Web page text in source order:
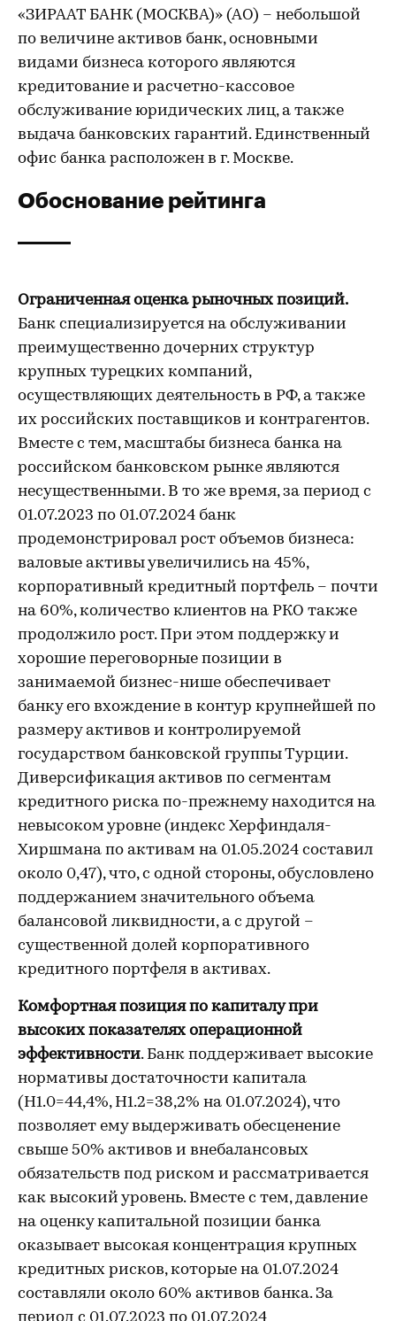
«ЗИРААТ БАНК (МОСКВА)» (АО) – небольшой
по величине активов банк, основными
видами бизнеса которого являются
кредитование и расчетно-кассовое
обслуживание юридических лиц, а также
выдача банковских гарантий. Единственный
офис банка расположен в г. Москве.
Обоснование рейтинга
Ограниченная оценка рыночных позиций.
Банк специализируется на обслуживании
преимущественно дочерних структур
крупных турецких компаний,
осуществляющих деятельность в РФ, а также
их российских поставщиков и контрагентов.
Вместе с тем, масштабы бизнеса банка на
российском банковском рынке являются
несущественными. В то же время, за период с
01.07.2023 по 01.07.2024 банк
продемонстрировал рост объемов бизнеса:
валовые активы увеличились на 45%,
корпоративный кредитный портфель – почти
на 60%, количество клиентов на РКО также
продолжило рост. При этом поддержку и
хорошие переговорные позиции в
занимаемой бизнес-нише обеспечивает
банку его вхождение в контур крупнейшей по
размеру активов и контролируемой
государством банковской группы Турции.
Диверсификация активов по сегментам
кредитного риска по-прежнему находится на
невысоком уровне (индекс Херфиндаля-
Хиршмана по активам на 01.05.2024 составил
около 0,47), что, с одной стороны, обусловлено
поддержанием значительного объема
балансовой ликвидности, а с другой –
существенной долей корпоративного
кредитного портфеля в активах.
Комфортная позиция по капиталу при
высоких показателях операционной
эффективности. Банк поддерживает высокие
нормативы достаточности капитала
(Н1.0=44,4%, Н1.2=38,2% на 01.07.2024), что
позволяет ему выдерживать обесценение
свыше 50% активов и внебалансовых
обязательств под риском и рассматривается
как высокий уровень. Вместе с тем, давление
на оценку капитальной позиции банка
оказывает высокая концентрация крупных
кредитных рисков, которые на 01.07.2024
составляли около 60% активов банка. За